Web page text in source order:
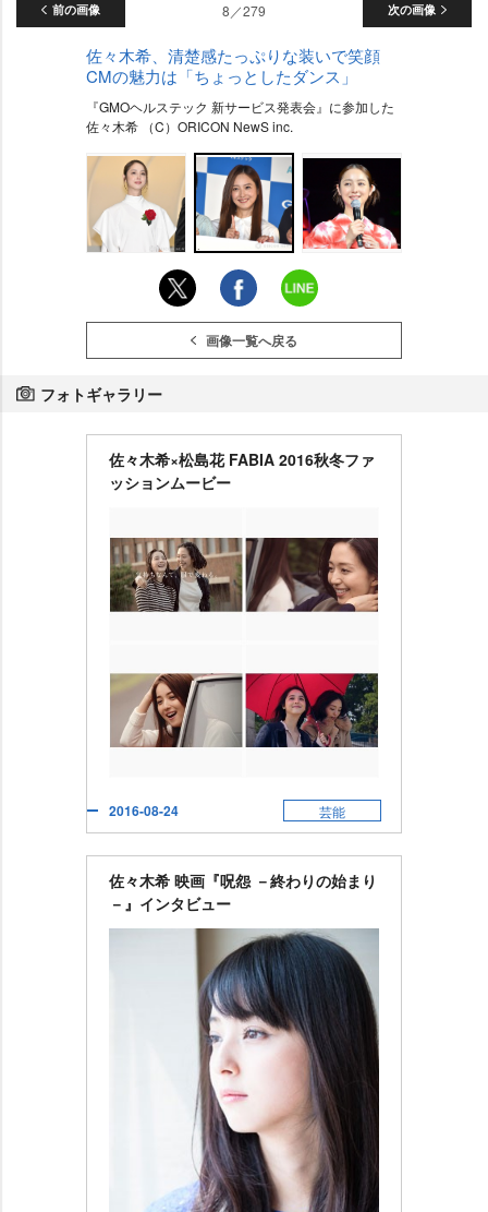
前の画像 次の画像
8／279
佐々木希、清楚感たっぷりな装いで笑顔
CMの魅力は「ちょっとしたダンス」
『GMOヘルステック 新サービス発表会』に参加した
佐々木希 （C）ORICON NewS inc.
画像一覧へ戻る
フォトギャラリー
佐々木希×松島花 FABIA 2016秋冬ファ
ッションムービー
2016-08-24 芸能
佐々木希 映画『呪怨 －終わりの始まり
－』インタビュー